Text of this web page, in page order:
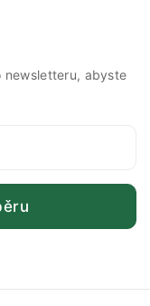
newsletteru, abyste